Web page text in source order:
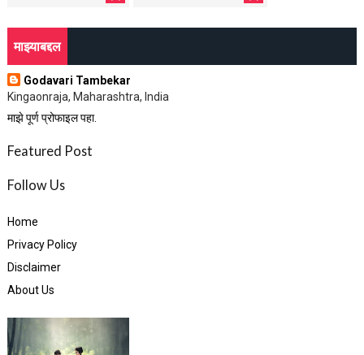
माझ्याबद्दल
Godavari Tambekar
Kingaonraja, Maharashtra, India
माझे पूर्ण प्रोफाइल पहा.
Featured Post
Follow Us
Home
Privacy Policy
Disclaimer
About Us